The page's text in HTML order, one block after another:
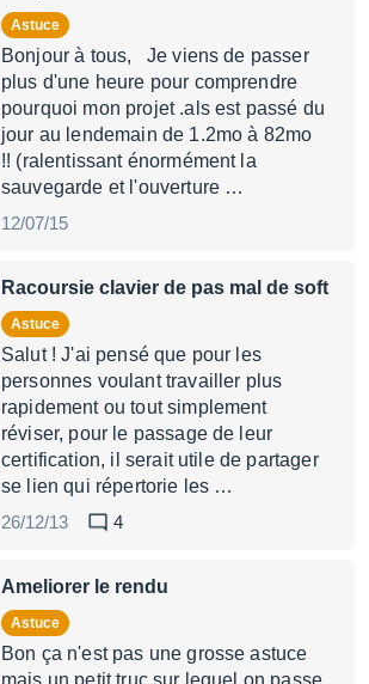
Astuce
Bonjour à tous, Je viens de passer
plus d'une heure pour comprendre
pourquoi mon projet .als est passé du
jour au lendemain de 1.2mo à 82mo
!! (ralentissant énormément la
sauvegarde et l'ouverture …
12/07/15
Racoursie clavier de pas mal de soft
Astuce
Salut ! J'ai pensé que pour les
personnes voulant travailler plus
rapidement ou tout simplement
réviser, pour le passage de leur
certification, il serait utile de partager
se lien qui répertorie les …
26/12/13
4
Ameliorer le rendu
Astuce
Bon ça n'est pas une grosse astuce
mais un petit truc sur lequel on passe